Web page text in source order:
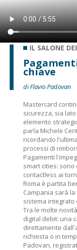
IL SALONE
chiave
di Flavio Padovan
Mastercard
sicurezza, sia
elemento
parla Michele
ricordando
processi di
Pagamenti
smart cities:
contactless ai
Roma è partita
Campania sarà
sistema integrato
Tra le molte
digital debit: una
direttamente
richiesta o in
Padovan,